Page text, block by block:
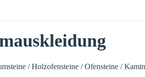
/ Holzofensteine / Ofensteine /